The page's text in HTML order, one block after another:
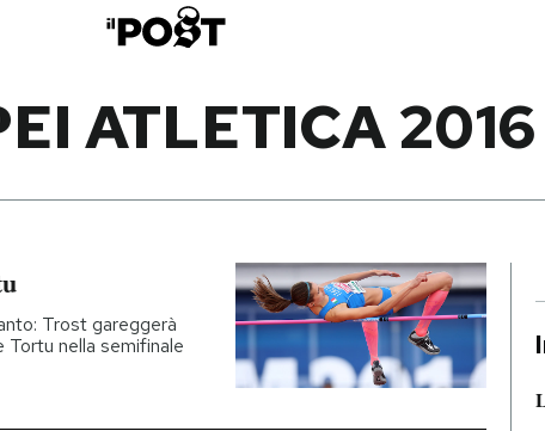
ATLETICA 2016
Trost gareggerà
nella semifinale